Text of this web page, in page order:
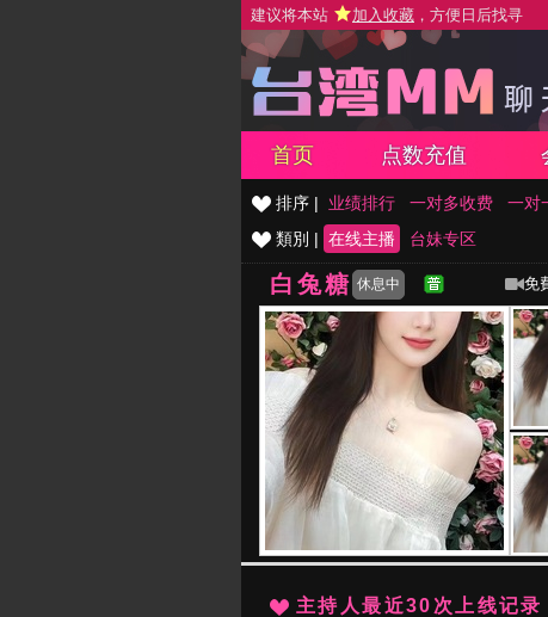
建议将本站 加入收藏 ，方便日后找寻
首页 点数充值
排序 | 业绩排行 一对多收费 一对
類別 | 在线主播 台妹专区
白兔糖 休息中 免
主持人最近30次上线记录